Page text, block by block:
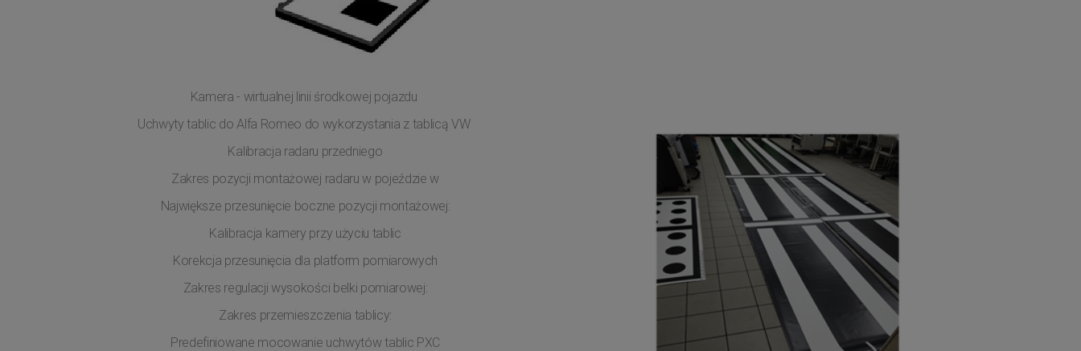
Kamera - wirtualnej linii środkowej pojazdu
Uchwyty tablic do Alfa Romeo do wykorzystania z tablicą VW
Kalibracja radaru przedniego
Zakres pozycji montażowej radaru w pojeździe w
Największe przesunięcie boczne pozycji montażowej:
Kalibracja kamery przy użyciu tablic
Korekcja przesunięcia dla platform pomiarowych
Zakres regulacji wysokości belki pomiarowej:
Zakres przemieszczenia tablicy:
Predefiniowane mocowanie uchwytów tablic PXC